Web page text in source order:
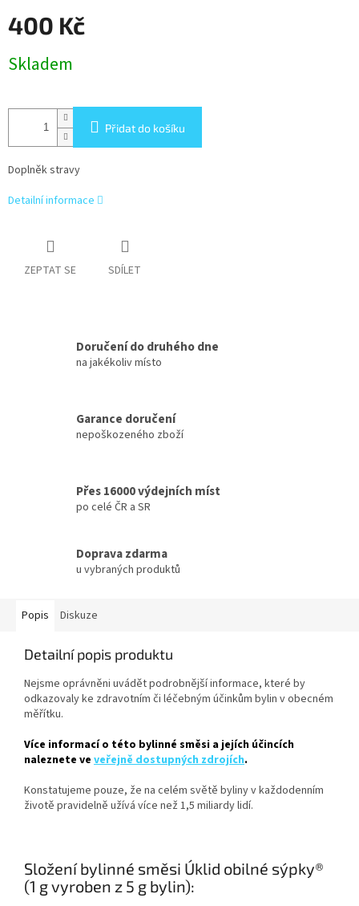
400 Kč
cena:
Skladem
Přidat do košíku
Doplněk stravy
Detailní informace
ZEPTAT SE SDÍLET
Doručení do druhého dne
na jakékoliv místo
Garance doručení
nepoškozeného zboží
Přes 16000 výdejních míst
po celé ČR a SR
Doprava zdarma
u vybraných produktů
Popis Diskuze
Detailní popis produktu
Nejsme oprávněni uvádět podrobnější informace, které by
odkazovaly ke zdravotním či léčebným účinkům bylin v obecném
měřítku.
Více informací o této bylinné směsi a jejích účincích
naleznete ve veřejně dostupných zdrojích.
Konstatujeme pouze, že na celém světě byliny v každodenním
životě pravidelně užívá více než 1,5 miliardy lidí.
Složení bylinné směsi Úklid obilné sýpky®
(1 g vyroben z 5 g bylin):